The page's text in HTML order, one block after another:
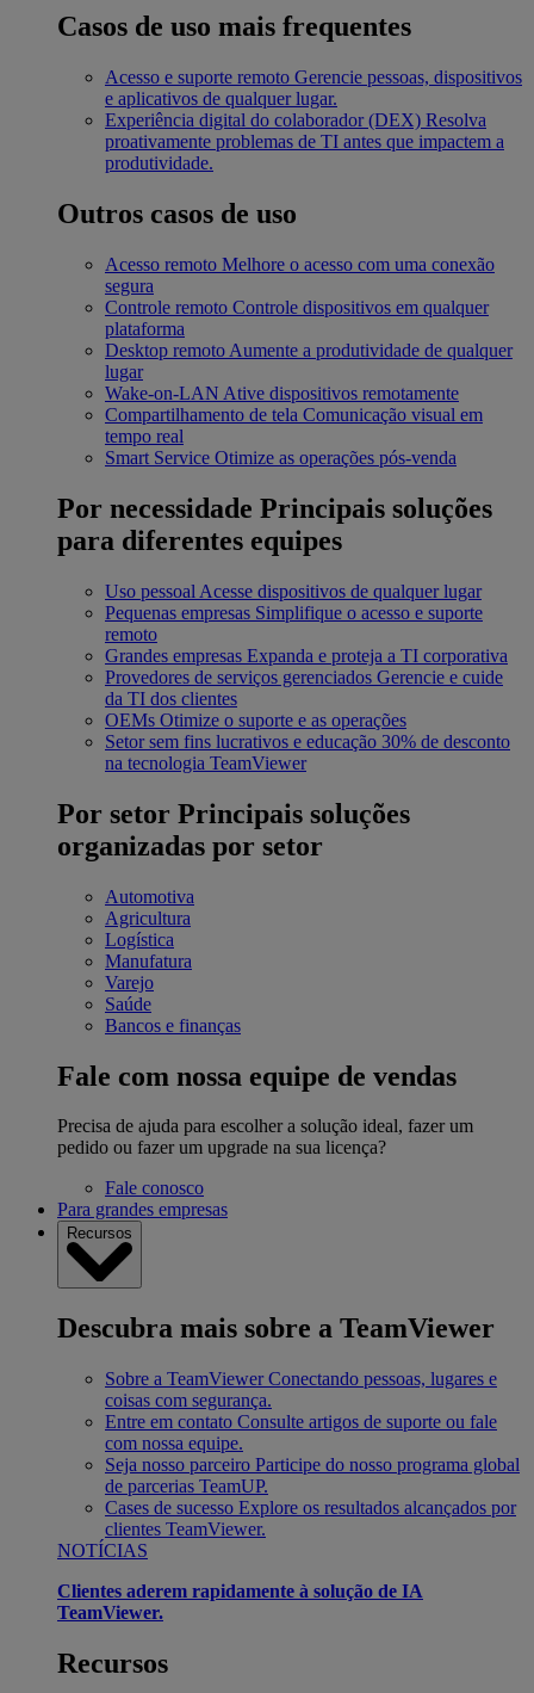
Casos de uso mais frequentes
Acesso e suporte remoto Gerencie pessoas, dispositivos
e aplicativos de qualquer lugar.
Experiência digital do colaborador (DEX) Resolva
proativamente problemas de TI antes que impactem a
produtividade.
Outros casos de uso
Acesso remoto Melhore o acesso com uma conexão
segura
Controle remoto Controle dispositivos em qualquer
plataforma
Desktop remoto Aumente a produtividade de qualquer
lugar
Wake-on-LAN Ative dispositivos remotamente
Compartilhamento de tela Comunicação visual em
tempo real
Smart Service Otimize as operações pós-venda
Por necessidade Principais soluções
para diferentes equipes
Uso pessoal Acesse dispositivos de qualquer lugar
Pequenas empresas Simplifique o acesso e suporte
remoto
Grandes empresas Expanda e proteja a TI corporativa
Provedores de serviços gerenciados Gerencie e cuide
da TI dos clientes
OEMs Otimize o suporte e as operações
Setor sem fins lucrativos e educação 30% de desconto
na tecnologia TeamViewer
Por setor Principais soluções
organizadas por setor
Automotiva
Agricultura
Logística
Manufatura
Varejo
Saúde
Bancos e finanças
Fale com nossa equipe de vendas
Precisa de ajuda para escolher a solução ideal, fazer um
pedido ou fazer um upgrade na sua licença?
Fale conosco
Para grandes empresas
Recursos
Descubra mais sobre a TeamViewer
Sobre a TeamViewer Conectando pessoas, lugares e
coisas com segurança.
Entre em contato Consulte artigos de suporte ou fale
com nossa equipe.
Seja nosso parceiro Participe do nosso programa global
de parcerias TeamUP.
Cases de sucesso Explore os resultados alcançados por
clientes TeamViewer.
NOTÍCIAS
Clientes aderem rapidamente à solução de IA
TeamViewer.
Recursos